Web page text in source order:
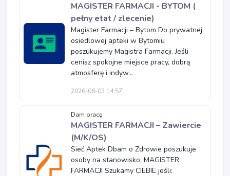
MAGISTER FARMACJI - BYTOM (
pełny etat / zlecenie)
Magister Farmacji – Bytom Do prywatnej,
osiedlowej apteki w Bytomiu
poszukujemy Magistra Farmacji. Jeśli
cenisz spokojne miejsce pracy, dobrą
atmosferę i indyw...
2026-08-03 14:57
Dam pracę
MAGISTER FARMACJI – Zawiercie
(M/K/OS)
Sieć Aptek Dbam o Zdrowie poszukuje
osoby na stanowisko: MAGISTER
FARMACJI Szukamy CIEBIE jeśli: